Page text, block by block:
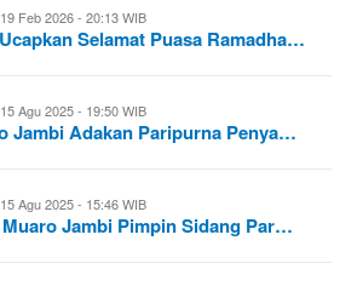
19 Feb 2026 - 20:13 WIB
Selamat Puasa Ramadha…
15 Agu 2025 - 19:50 WIB
Jambi Adakan Paripurna Penya…
15 Agu 2025 - 15:46 WIB
Muaro Jambi Pimpin Sidang Par…